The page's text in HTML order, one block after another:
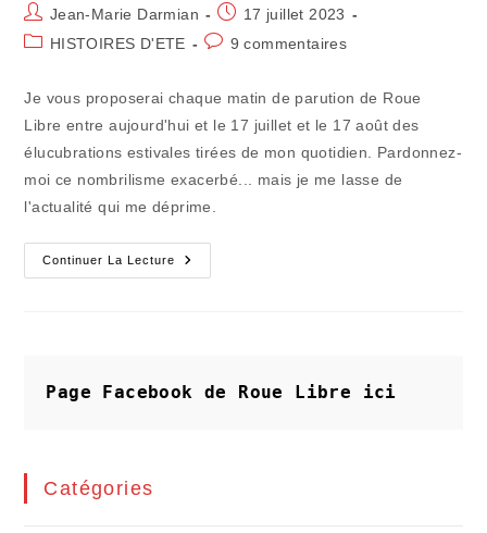
Auteur/autrice
de
Jean-Marie Darmian
Publication
publiée :
17 juillet 2023
PostHISTOIRES D'ETE
Commentaires
9 commentaires
Je vous proposerai chaque matin de parution de Roue
Libre entre aujourd'hui et le 17 juillet et le 17 août des
élucubrations estivales tirées de mon quotidien. Pardonnez-
moi ce nombrilisme exacerbé... mais je me lasse de
l'actualité qui me déprime.
Continuer La Lecture
Eté
Ou
Page Facebook de Roue Libre ici
Catégories